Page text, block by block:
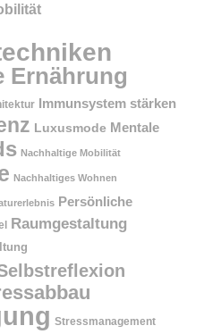
Ernährung
Immunsystem stärken
Luxusmode Mentale
Nachhaltige Mobilität
Nachhaltiges Wohnen
Persönliche
Raumgestaltung
Stressmanagement